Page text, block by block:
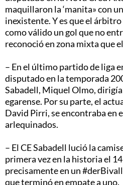
maquillaron la ‘manita» con
inexistente. Y es que el
como válido un gol que no
reconoció en zona mixta que
– En el último partido de liga
disputado en la temporada
Sabadell, Miquel Olmo,
egarense. Por su parte, el
David Pirri, se encontraba en
arlequinados.
– El CE Sabadell lució la
primera vez en la historia el
precisamente en un
que terminó en empate a uno.